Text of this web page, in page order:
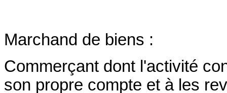
Marchand de biens :
Commerçant dont l'activité
son propre compte et à les